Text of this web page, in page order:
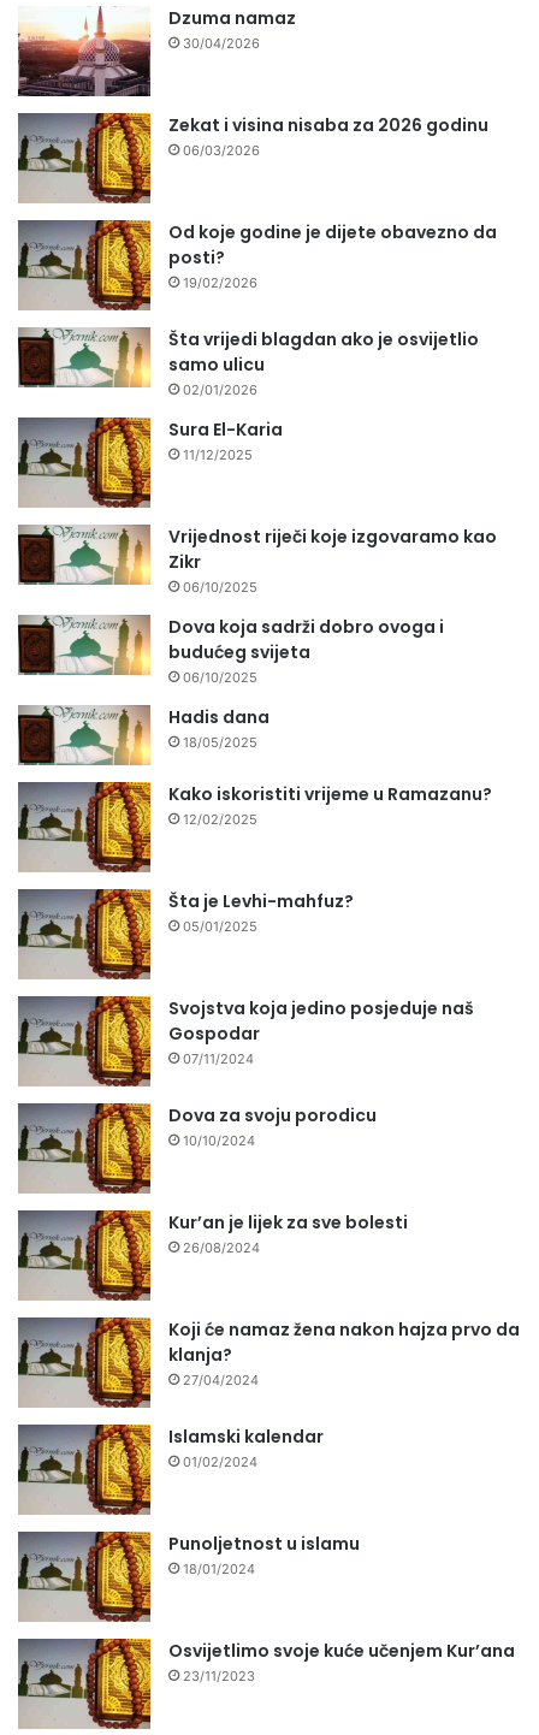
Dzuma namaz
30/04/2026
Zekat i visina nisaba za 2026 godinu
06/03/2026
Od koje godine je dijete obavezno da
posti?
19/02/2026
Šta vrijedi blagdan ako je osvijetlio
samo ulicu
02/01/2026
Sura El-Karia
11/12/2025
Vrijednost riječi koje izgovaramo kao
Zikr
06/10/2025
Dova koja sadrži dobro ovoga i
budućeg svijeta
06/10/2025
Hadis dana
18/05/2025
Kako iskoristiti vrijeme u Ramazanu?
12/02/2025
Šta je Levhi-mahfuz?
05/01/2025
Svojstva koja jedino posjeduje naš
Gospodar
07/11/2024
Dova za svoju porodicu
10/10/2024
Kur’an je lijek za sve bolesti
26/08/2024
Koji će namaz žena nakon hajza prvo da
klanja?
27/04/2024
Islamski kalendar
01/02/2024
Punoljetnost u islamu
18/01/2024
Osvijetlimo svoje kuće učenjem Kur’ana
23/11/2023